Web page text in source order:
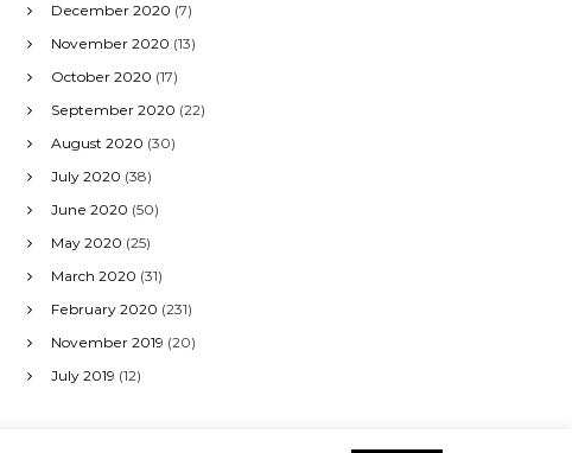
December 2020 (7)
November 2020 (13)
October 2020 (17)
September 2020 (22)
August 2020 (30)
July 2020 (38)
June 2020 (50)
May 2020 (25)
March 2020 (31)
February 2020 (231)
November 2019 (20)
July 2019 (12)